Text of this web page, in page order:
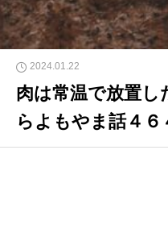
2024.01.22
肉は常温で放置
らよもやま話４６